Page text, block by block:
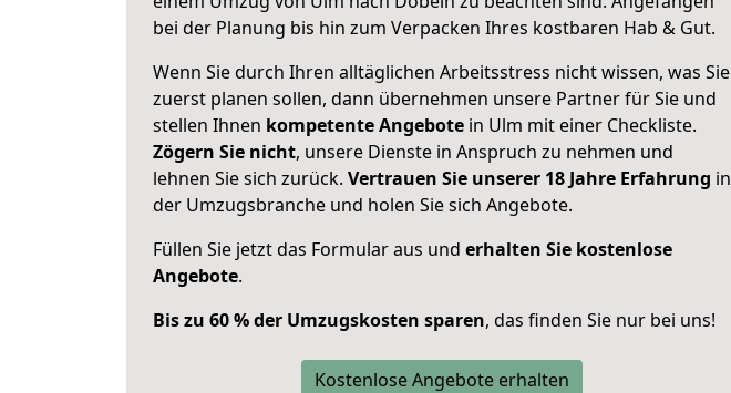
bei der Planung bis hin zum Verpacken Ihres kostbaren Hab & Gut.
Wenn Sie durch Ihren alltäglichen Arbeitsstress nicht wissen, was Sie
zuerst planen sollen, dann übernehmen unsere Partner für Sie und
stellen Ihnen kompetente Angebote in Ulm mit einer Checkliste.
Zögern Sie nicht, unsere Dienste in Anspruch zu nehmen und
lehnen Sie sich zurück. Vertrauen Sie unserer 18 Jahre Erfahrung in
der Umzugsbranche und holen Sie sich Angebote.
Füllen Sie jetzt das Formular aus und erhalten Sie kostenlose
Angebote.
Bis zu 60 % der Umzugskosten sparen, das finden Sie nur bei uns!
Kostenlose Angebote erhalten